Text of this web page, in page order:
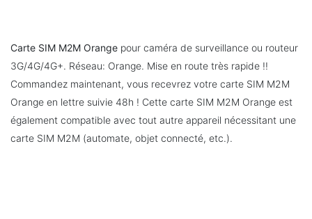
Carte SIM M2M Orange pour caméra de surveillance ou routeur
3G/4G/4G+. Réseau: Orange. Mise en route très rapide !!
Commandez maintenant, vous recevrez votre carte SIM M2M
Orange en lettre suivie 48h ! Cette carte SIM M2M Orange est
également compatible avec tout autre appareil nécessitant une
carte SIM M2M (automate, objet connecté, etc.).